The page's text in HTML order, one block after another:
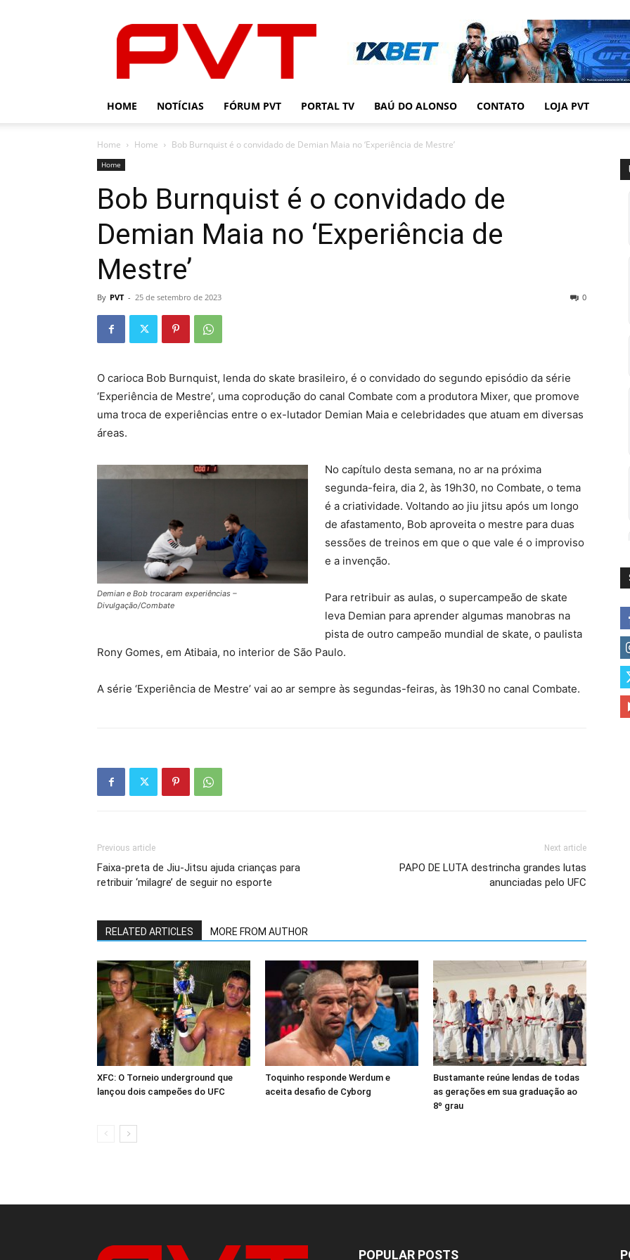
HOME NOTÍCIAS FÓRUM PVT PORTAL TV BAÚ DO ALONSO CONTATO LOJA PVT
Home Home Bob Burnquist é o convidado de Demian Maia no ‘Experiência de Mestre’
Home
Bob Burnquist é o convidado de
Demian Maia no ‘Experiência de
Mestre’
By PVT - 25 de setembro de 2023 0
O carioca Bob Burnquist, lenda do skate brasileiro, é o convidado do segundo episódio da série
‘Experiência de Mestre’, uma coprodução do canal Combate com a produtora Mixer, que promove
uma troca de experiências entre o ex-lutador Demian Maia e celebridades que atuam em diversas
áreas.
Demian e Bob trocaram experiências –
Divulgação/Combate
No capítulo desta semana, no ar na próxima
segunda-feira, dia 2, às 19h30, no Combate, o tema
é a criatividade. Voltando ao jiu jitsu após um longo
de afastamento, Bob aproveita o mestre para duas
sessões de treinos em que o que vale é o improviso
e a invenção.
Para retribuir as aulas, o supercampeão de skate
leva Demian para aprender algumas manobras na
pista de outro campeão mundial de skate, o paulista
Rony Gomes, em Atibaia, no interior de São Paulo.
A série ‘Experiência de Mestre’ vai ao ar sempre às segundas-feiras, às 19h30 no canal Combate.
Previous article
Faixa-preta de Jiu-Jitsu ajuda crianças para
retribuir ‘milagre’ de seguir no esporte
Next article
PAPO DE LUTA destrincha grandes lutas
anunciadas pelo UFC
RELATED ARTICLES MORE FROM AUTHOR
XFC: O Torneio underground que
lançou dois campeões do UFC
Toquinho responde Werdum e
aceita desafio de Cyborg
Bustamante reúne lendas de todas
as gerações em sua graduação ao
8º grau
POPULAR POSTS